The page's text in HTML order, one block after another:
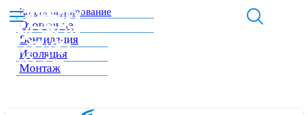
Кондиционирование
Отопление
Вентиляция
Изоляция
Монтаж